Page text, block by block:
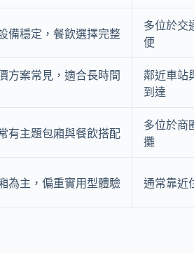
備穩定，餐飲選擇完整
多位於交
便
方案常見，適合長時間
鄰近車站
到達
有主題包廂與餐飲搭配
多位於商
攤
為主，偏重實用型體驗 通常靠近